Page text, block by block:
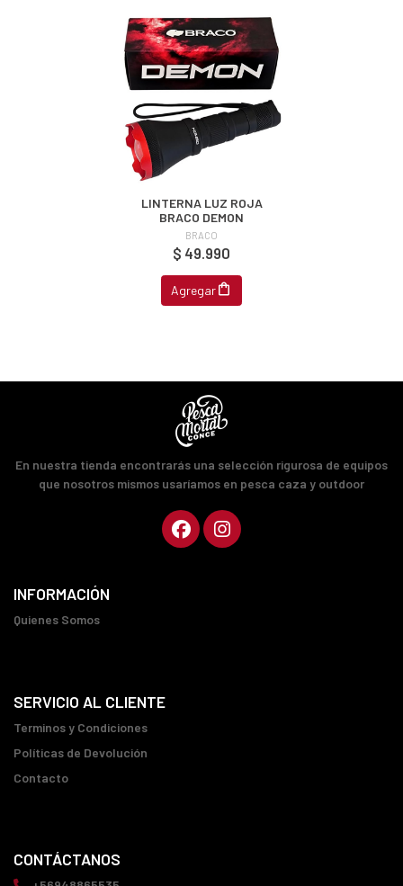
LINTERNA LUZ ROJA
BRACO DEMON
BRACO
$ 49.990
Agregar
En nuestra tienda encontrarás una selección rigurosa de equipos
que nosotros mismos usaríamos en pesca caza y outdoor
INFORMACIÓN
Quienes Somos
SERVICIO AL CLIENTE
Terminos y Condiciones
Políticas de Devolución
Contacto
CONTÁCTANOS